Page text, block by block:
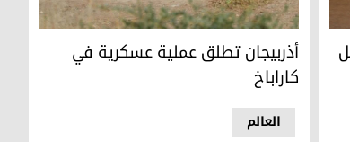
أذربيجان تطلق عملية عسكرية في كاراباخ
العالم
أذربيجان تطلق عملية عسكرية في
كاراباخ